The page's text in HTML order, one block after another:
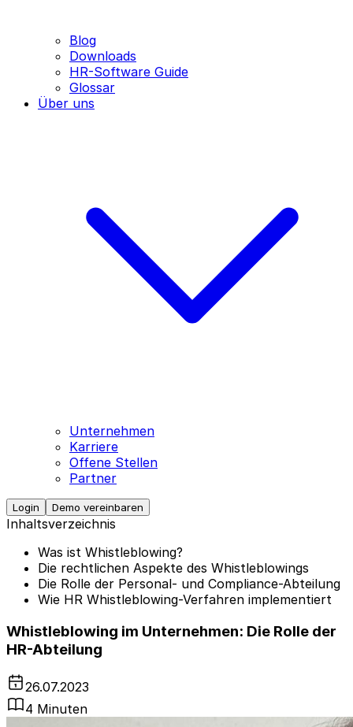
Blog
Downloads
HR-Software Guide
Glossar
Über uns
Unternehmen
Karriere
Offene Stellen
Partner
Login Demo vereinbaren
Inhaltsverzeichnis
Was ist Whistleblowing?
Die rechtlichen Aspekte des Whistleblowings
Die Rolle der Personal- und Compliance-Abteilung
Wie HR Whistleblowing-Verfahren implementiert
Whistleblowing im Unternehmen: Die Rolle der
HR-Abteilung
26.07.2023
4 Minuten